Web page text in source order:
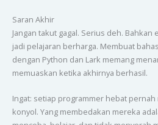
Saran Akhir
Jangan takut gagal. Serius deh.
jadi pelajaran berharga. Membuat
dengan Python dan Lark memang
memuaskan ketika akhirnya berhasil.
Ingat: setiap programmer hebat
konyol. Yang membedakan mereka